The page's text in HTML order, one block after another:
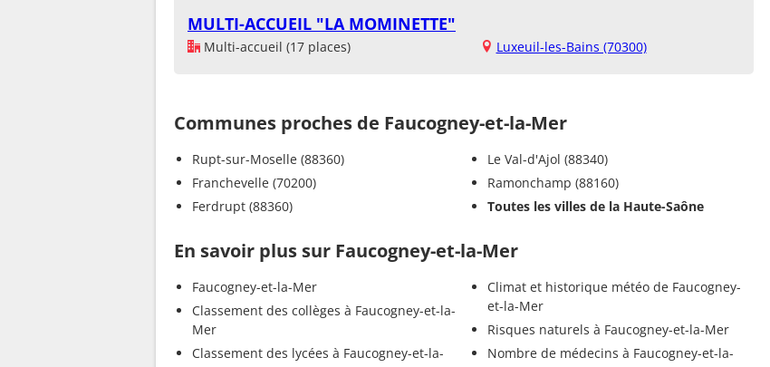
MULTI-ACCUEIL "LA MOMINETTE"
Multi-accueil (17 places) Luxeuil-les-Bains (70300)
Communes proches de Faucogney-et-la-Mer
Rupt-sur-Moselle (88360)
Franchevelle (70200)
Ferdrupt (88360)
Le Val-d'Ajol (88340)
Ramonchamp (88160)
Toutes les villes de la Haute-Saône
En savoir plus sur Faucogney-et-la-Mer
Faucogney-et-la-Mer
Classement des collèges à Faucogney-et-la-
Mer
Classement des lycées à Faucogney-et-la-
Climat et historique météo de Faucogney-
et-la-Mer
Risques naturels à Faucogney-et-la-Mer
Nombre de médecins à Faucogney-et-la-